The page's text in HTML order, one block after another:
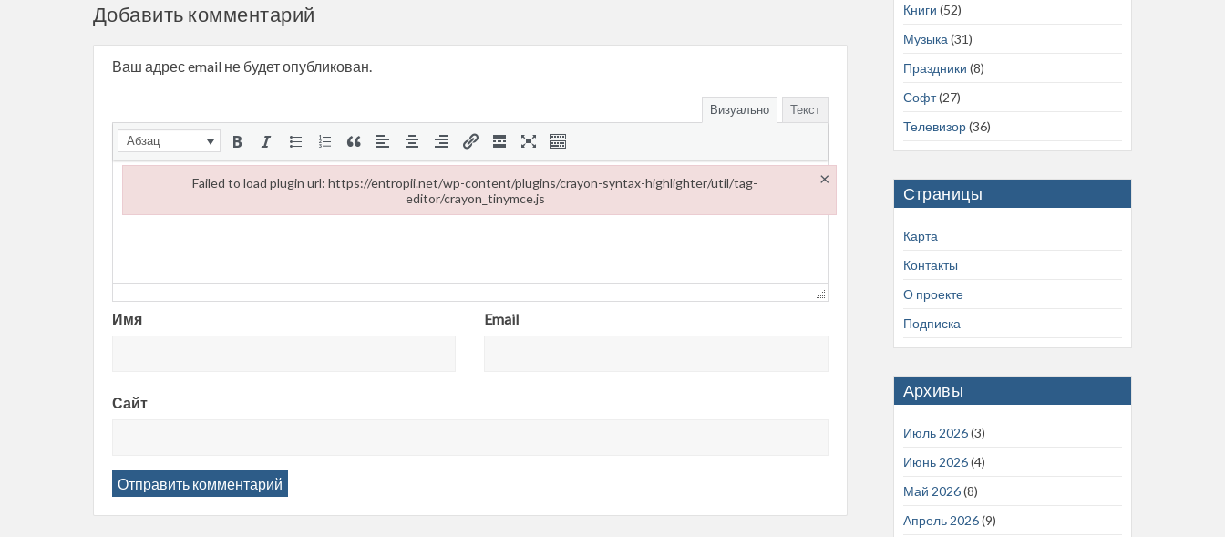
Добавить комментарий
Ваш адрес email не будет опубликован.
Визуально Текст
Абзац
Имя Email
Сайт
Книги (52)
Музыка (31)
Праздники (8)
Софт(27)
Телевизор(36)
Страницы
Карта
Контакты
О проекте
Подписка
Архивы
Июль 2026(3)
Июнь 2026(4)
Май 2026(8)
Апрель 2026(9)
Failed to load plugin url: https://entropii.net/wp-content/plugins/crayon-syntax-highlighter/util/tag-
editor/crayon_tinymce.js
×
Failed to load plugin url: https://entropii.net/wp-content/plugins/crayon-syntax-highlighter/util/tag-editor/crayon_tinymce.js